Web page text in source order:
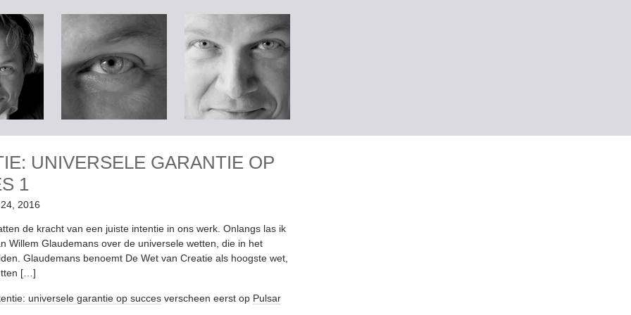
UNIVERSELE GARANTIE OP
1
2016
de kracht van een juiste intentie in ons werk. Onlangs las ik
Willem Glaudemans over de universele wetten, die in het
Glaudemans benoemt De Wet van Creatie als hoogste wet,
[…]
universele garantie op succes verscheen eerst op Pulsar